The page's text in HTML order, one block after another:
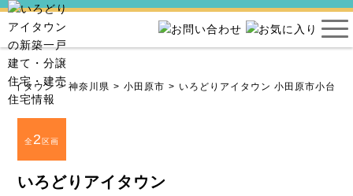
イタウン 神奈川県 小田原市 いろどりアイタウン 小田原市小台
全2区画
いろどりアイタウン